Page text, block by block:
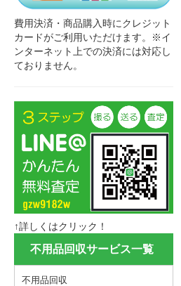
費用決済・商品購入時にクレジット
カードがご利用いただけます。※イ
ンターネット上での決済には対応し
ておりません。
↑詳しくはクリック！
不用品回収サービス一覧
不用品回収